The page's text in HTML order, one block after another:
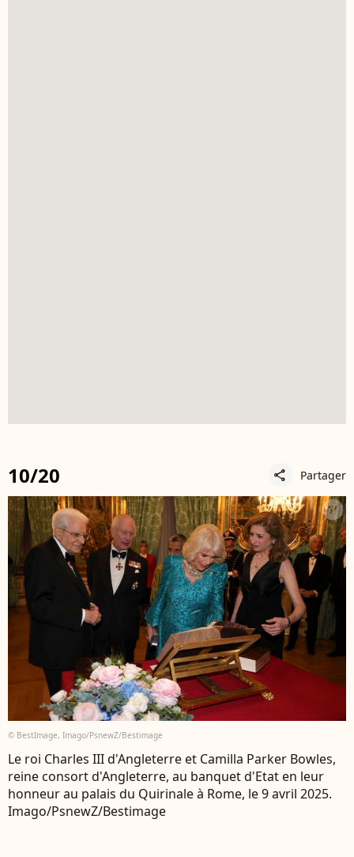
10/20 share Partager
© BestImage, Imago/PsnewZ/Bestimage
Le roi Charles III d'Angleterre et Camilla Parker Bowles,
reine consort d'Angleterre, au banquet d'Etat en leur
honneur au palais du Quirinale à Rome, le 9 avril 2025.
Imago/PsnewZ/Bestimage